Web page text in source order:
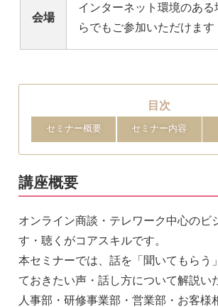
会場
インターネット環境のあ
らでもご参加いただけます
目次
セミナー概要 セミナー内容
講座概要
オンライン商談・テレワーク中心のビ
す・聴くがコアスキルです。
本セミナーでは、話を「聞いてもらう
ておきたい声・話し方について解説い
人事部・研修事業部・営業部・お客様